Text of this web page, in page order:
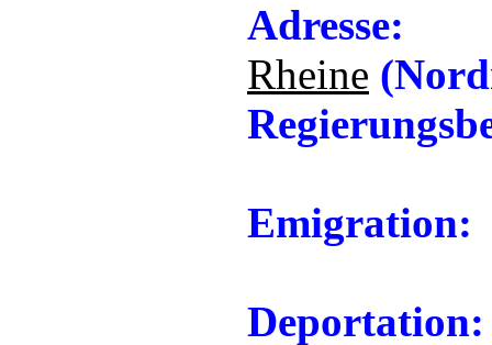
Adresse:
Rheine
Emigration:
Deportation: